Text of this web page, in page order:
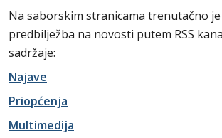
Na saborskim stranicama trenutačno
predbilježba na novosti putem RSS
sadržaje:
Najave
Priopćenja
Multimedija